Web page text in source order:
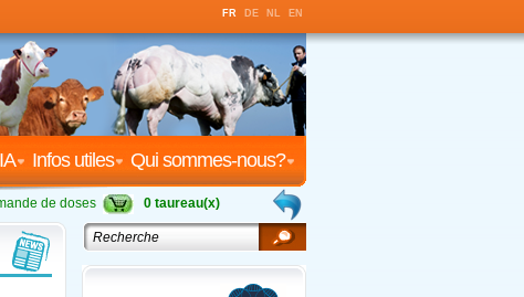
FR DE NL EN
Qui sommes-nous?
Infos utiles
de doses 0 taureau(x)